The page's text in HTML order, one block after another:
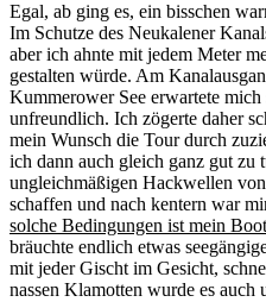
Egal, ab ging es, ein bisschen
Im Schutze des Neukalener
aber ich ahnte mit jedem Meter
gestalten würde. Am
Kummerower See erwartete mich
unfreundlich. Ich zögerte daher
mein Wunsch die Tour durch
ich dann auch gleich ganz gut zu
ungleichmäßigen Hackwellen
schaffen und nach kentern war
solche Bedingungen ist mein
bräuchte endlich etwas
mit jeder Gischt im Gesicht,
nassen Klamotten wurde es auch